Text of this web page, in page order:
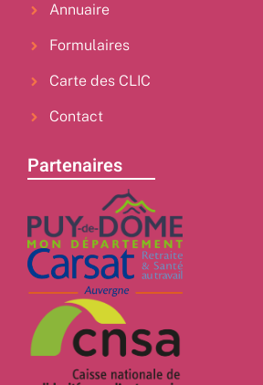
Annuaire
Formulaires
Carte des CLIC
Contact
Partenaires